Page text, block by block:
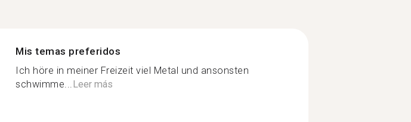
Mis temas preferidos
Ich höre in meiner Freizeit viel Metal und ansonsten
schwimme...Leer más